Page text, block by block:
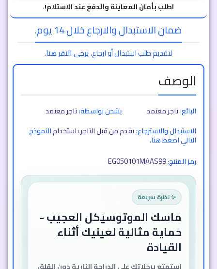
اطلب بأمان المعاينة والدفع عند الاستلام!.
ضمان الاستبدال والارجاع خلال 14 يوم.
لتقديم طلب استبدال أو ارجاع،يرجى النقر هنا.
الوصف
البائع:تاجر معتمد يشحن بواسطة:تاجر معتمد
الاستبدال والاسترجاع:يقدم من قبل التاجر باستخدامالنموذج
التالي اضغط هنا.
رمز المنتج:EG050101MAAS99
✨ نظرة سريعة
ماسك الموتوسيكل العجيب -
حماية مثالية لعينيك أثناء
القيادة
استمتع برحلاتك على الدراجة النارية دون القلق